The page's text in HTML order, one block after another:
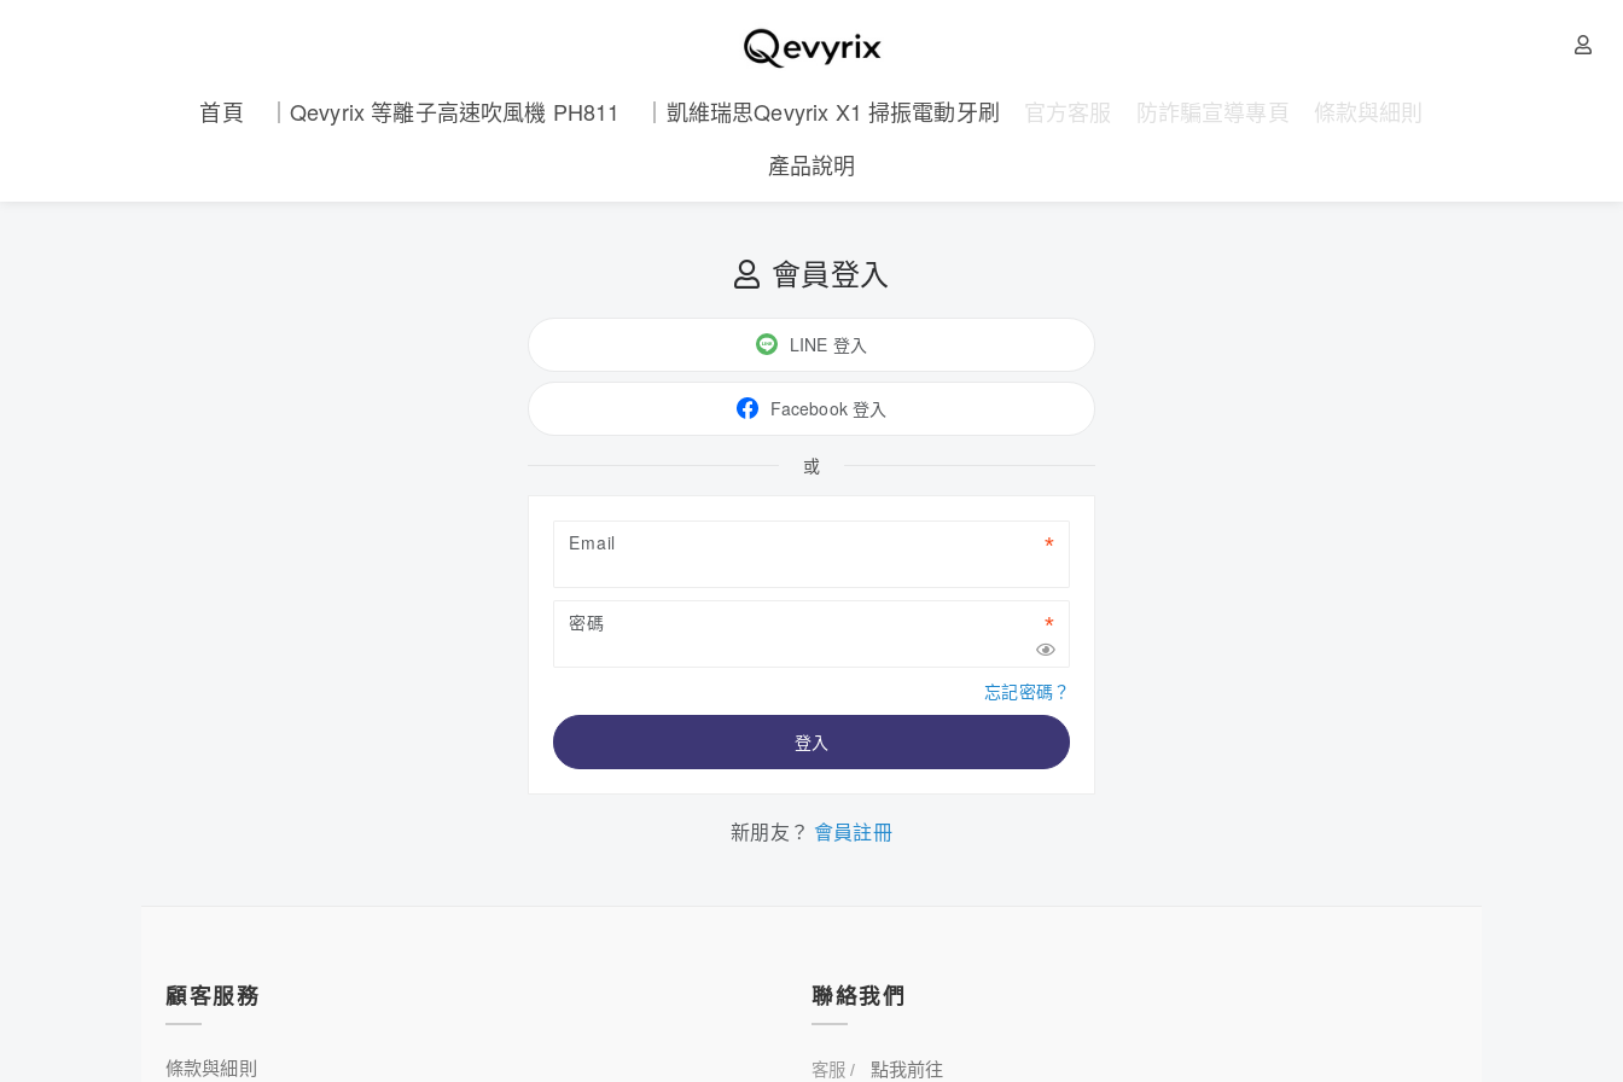
首頁 ｜Qevyrix 等離子高速吹風機 PH811 ｜凱維瑞思Qevyrix X1 掃振電動牙刷 官方客服 防詐騙宣導專頁
條款與細則
產品說明
會員登入
LINE 登入
Facebook 登入
或
Email
密碼
忘記密碼？
登入
新朋友？ 會員註冊
顧客服務
條款與細則
聯絡我們
客服 / 點我前往